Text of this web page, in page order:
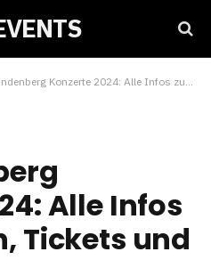
Konzerte 2024: Alle Infos zu Terminen, Tickets und Highlights
Alle Infos
Tickets und